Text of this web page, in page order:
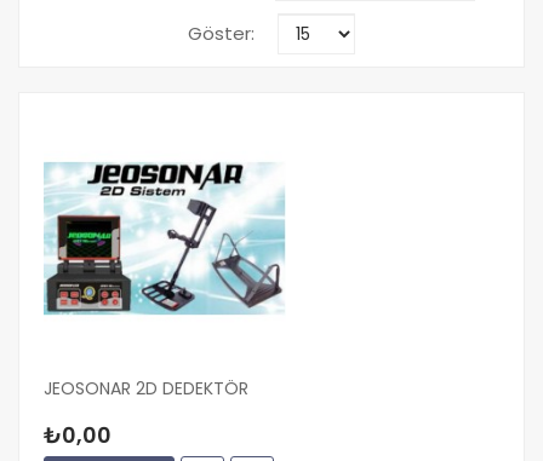
Göster:
JEOSONAR 2D DEDEKTÖR
₺0,00